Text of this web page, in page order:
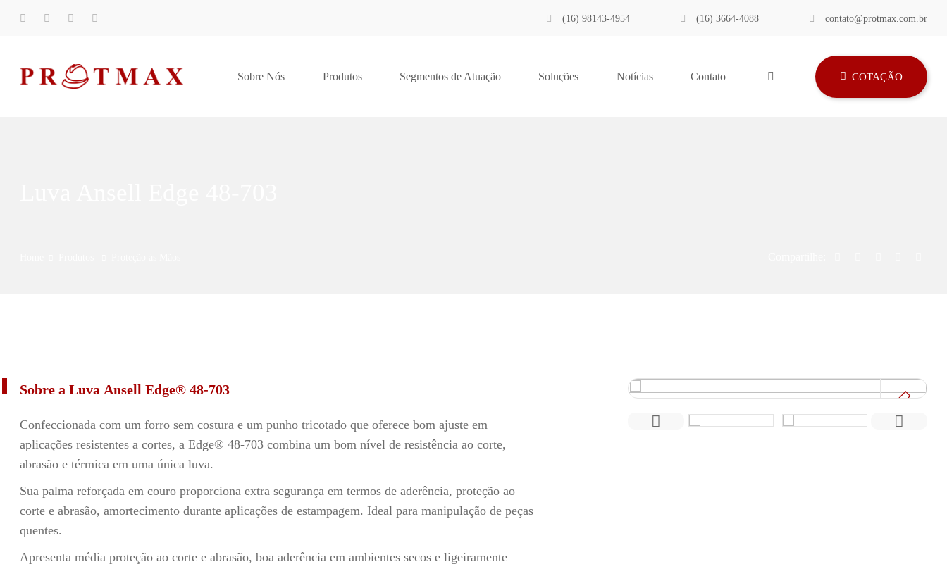
(16) 98143-4954 (16) 3664-4088 contato@protmax.com.br
Sobre Nós Produtos Segmentos de Atuação Soluções Notícias Contato COTAÇÃO
Sobre a Luva Ansell Edge® 48-703
Confeccionada com um forro sem costura e um punho tricotado que oferece bom ajuste em
aplicações resistentes a cortes, a Edge® 48-703 combina um bom nível de resistência ao corte,
abrasão e térmica em uma única luva.
Sua palma reforçada em couro proporciona extra segurança em termos de aderência, proteção ao
corte e abrasão, amortecimento durante aplicações de estampagem. Ideal para manipulação de peças
quentes.
Apresenta média proteção ao corte e abrasão, boa aderência em ambientes secos e ligeiramente